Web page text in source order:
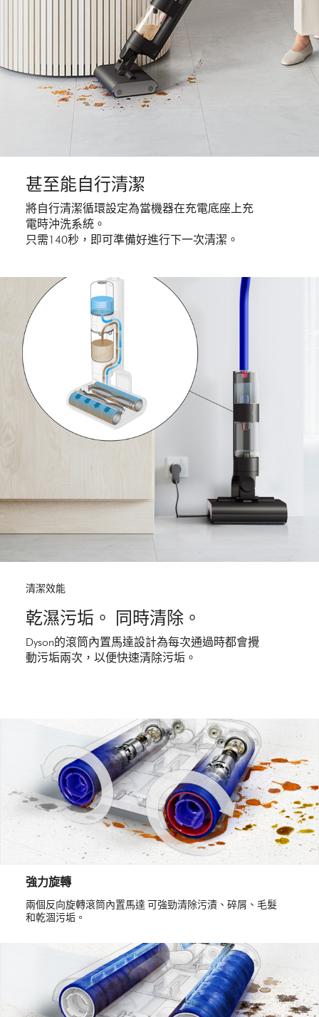
甚至能自行清潔
將自行清潔循環設定為當機器在充電底座上充
電時沖洗系統。
只需140秒，即可準備好進行下一次清潔。
清潔效能
乾濕污垢。 同時清除。
Dyson的滾筒內置馬達設計為每次通過時都會攪
動污垢兩次，以便快速清除污垢。
強力旋轉
兩個反向旋轉滾筒內置馬達 可強勁清除污漬、碎屑、毛髮
和乾涸污垢。